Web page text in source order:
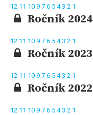
12 11 10 9 7 6 5 43 2 1
Ročník 2024
12 11 10 9 7 6 5 43 2 1
Ročník 2023
12 11 10 9 7 6 5 43 2 1
Ročník 2022
12 11 10 9 7 6 5 43 2 1